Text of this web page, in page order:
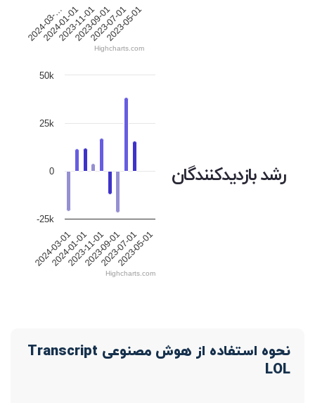
2024-03-…
2024-01-01
2023-11-01
2023-09-01
2023-07-01
2023-05-01
Highcharts.com
رشد بازدیدکنندگان
2024-03-01
2024-01-01
2023-11-01
2023-09-01
2023-07-01
2023-05-01
0
-25k
25k
50k
Highcharts.com
نحوه استفاده از هوش مصنوعی Transcript
LOL